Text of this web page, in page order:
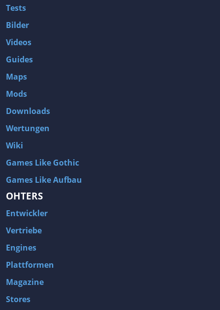
Tests
Bilder
Videos
Guides
Maps
Mods
Downloads
Wertungen
Wiki
Games Like Gothic
Games Like Aufbau
OHTERS
Entwickler
Vertriebe
Engines
Plattformen
Magazine
Stores